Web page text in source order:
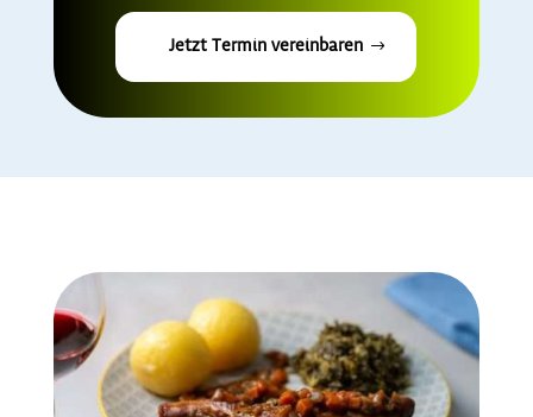
Jetzt Termin vereinbaren